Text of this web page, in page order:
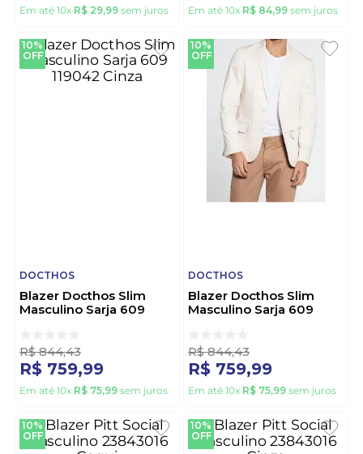
Em até 10x R$ 29,99 sem juros Em até 10x R$ 84,99 sem juros
10%
OFF
DOCTHOS
Blazer Docthos Slim
Masculino Sarja 609
R$ 844,43
R$ 759,99
Em até 10x R$ 75,99 sem juros
10%
OFF
DOCTHOS
Blazer Docthos Slim
Masculino Sarja 609
R$ 844,43
R$ 759,99
Em até 10x R$ 75,99 sem juros
10%
OFF
10%
OFF